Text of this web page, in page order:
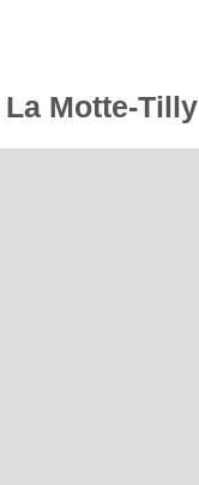
Motte-Tilly